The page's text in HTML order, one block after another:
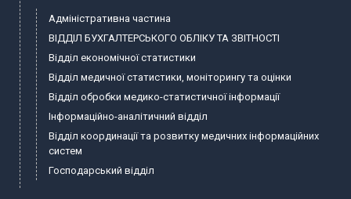
Адміністративна частина
ВІДДІЛ БУХГАЛТЕРСЬКОГО ОБЛІКУ ТА ЗВІТНОСТІ
Відділ економічної статистики
Відділ медичної статистики, моніторингу та оцінки
Відділ обробки медико-статистичної інформації
Інформаційно-аналітичний відділ
Відділ координації та розвитку медичних інформаційних
систем
Господарський відділ